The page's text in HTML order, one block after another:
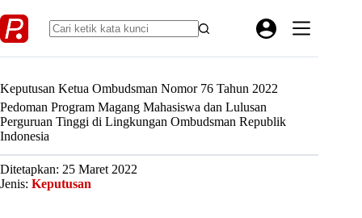
to
content
Keputusan Ketua Ombudsman Nomor 76 Tahun 2022
Pedoman Program Magang Mahasiswa dan Lulusan
Perguruan Tinggi di Lingkungan Ombudsman Republik
Indonesia
Ditetapkan: 25 Maret 2022
Jenis: Keputusan